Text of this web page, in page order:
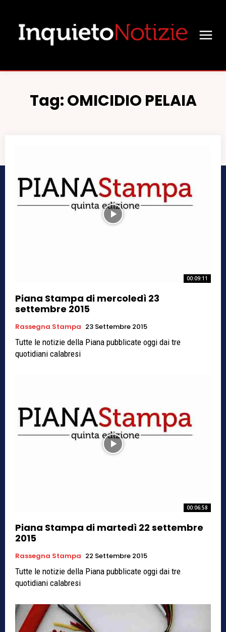
Tag:OMICIDIO PELAIA
00:09:11
Piana Stampa di mercoledì 23
settembre 2015
Rassegna Stampa 23 Settembre 2015
Tutte le notizie della Piana pubblicate oggi dai tre
quotidiani calabresi
00:06:58
Piana Stampa di martedì 22 settembre
2015
Rassegna Stampa 22 Settembre 2015
Tutte le notizie della Piana pubblicate oggi dai tre
quotidiani calabresi